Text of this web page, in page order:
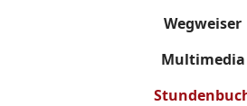
Wegweiser
Multimedia